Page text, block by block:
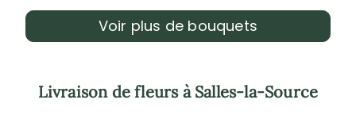
Voir plus de bouquets
Livraison de fleurs à Salles-la-Source